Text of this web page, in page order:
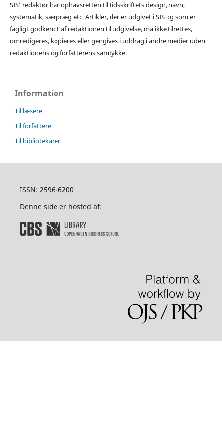
SIS’ redaktør har ophavsretten til tidsskriftets design, navn,
systematik, særpræg etc. Artikler, der er udgivet i SIS og som er
fagligt godkendt af redaktionen til udgivelse, må ikke tilrettes,
omredigeres, kopieres eller gengives i uddrag i andre medier uden
redaktionens og forfatterens samtykke.
Information
Til læsere
Til forfattere
Til bibliotekarer
ISSN: 2596-6200
Denne side er hosted af: